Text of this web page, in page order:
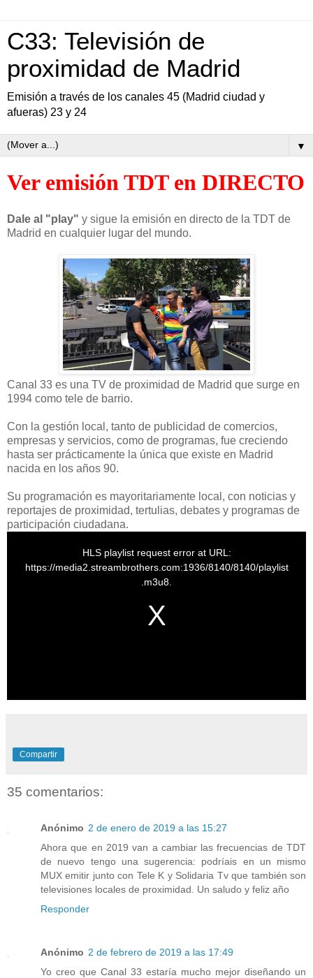
C33: Televisión de
proximidad de Madrid
Emisión a través de los canales 45 (Madrid ciudad y
afueras) 23 y 24
▼
Ver emisión TDT en DIRECTO
Dale al "play" y sigue la emisión en directo de la TDT de
Madrid en cualquier lugar del mundo.
Canal 33 es una TV de proximidad de Madrid que surge en
1994 como tele de barrio.
Con la gestión local, tanto de publicidad de comercios,
empresas y servicios, como de programas, fue creciendo
hasta ser prácticamente la única que existe en Madrid
nacida en los años 90.
Su programación es mayoritariamente local, con noticias y
reportajes de proximidad, tertulias, debates y programas de
participación ciudadana.
HLS playlist request error at URL:
https://media2.streambrothers.com:1936/8140/8140/playlist
.m3u8.
Compartir
35 comentarios:
Anónimo 2 de enero de 2019 a las 15:27
Ahora que en 2019 van a cambiar las frecuencias de TDT
de nuevo tengo una sugerencia: podríais en un mismo
MUX emitir junto con Tele K y Solidaria Tv que también son
televisiones locales de proximidad. Un saludo y feliz año
Responder
Anónimo 2 de febrero de 2019 a las 17:49
Yo creo que Canal 33 estaría mucho mejor diseñando un